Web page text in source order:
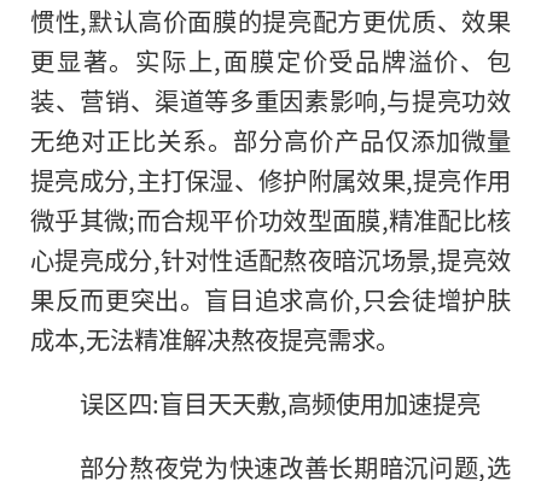
惯性,默认高价面膜的提亮配方更优质、效果
更显著。实际上,面膜定价受品牌溢价、包
装、营销、渠道等多重因素影响,与提亮功效
无绝对正比关系。部分高价产品仅添加微量
提亮成分,主打保湿、修护附属效果,提亮作用
微乎其微;而合规平价功效型面膜,精准配比核
心提亮成分,针对性适配熬夜暗沉场景,提亮效
果反而更突出。盲目追求高价,只会徒增护肤
成本,无法精准解决熬夜提亮需求。
误区四:盲目天天敷,高频使用加速提亮
部分熬夜党为快速改善长期暗沉问题,选